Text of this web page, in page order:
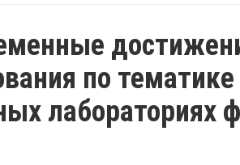
по тематике
лабораториях